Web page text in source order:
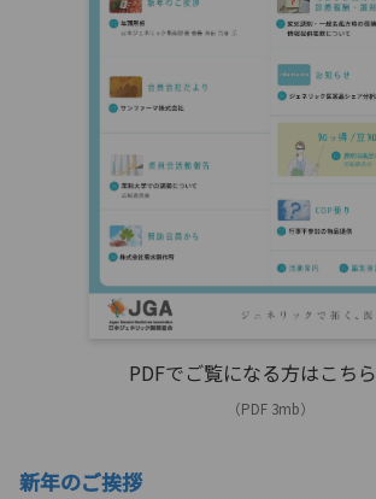
PDFでご覧になる方はこちら
（PDF 3mb）
新年のご挨拶